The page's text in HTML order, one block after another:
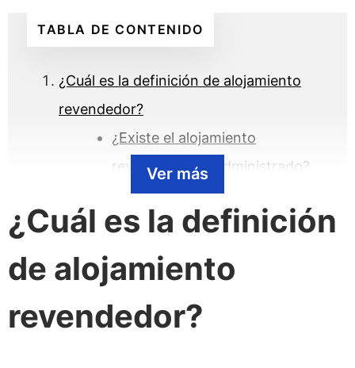
TABLA DE CONTENIDO
¿Cuál es la definición de alojamiento
revendedor?
¿Existe el alojamiento
revendedor no administrado?
¿Cómo funciona el alojamiento
revendedor?
¿Cuáles son las ventajas del alojamiento
revendedor?
¿Cuáles son las desventajas del
Ver más
¿Cuál es la definición
de alojamiento
revendedor?